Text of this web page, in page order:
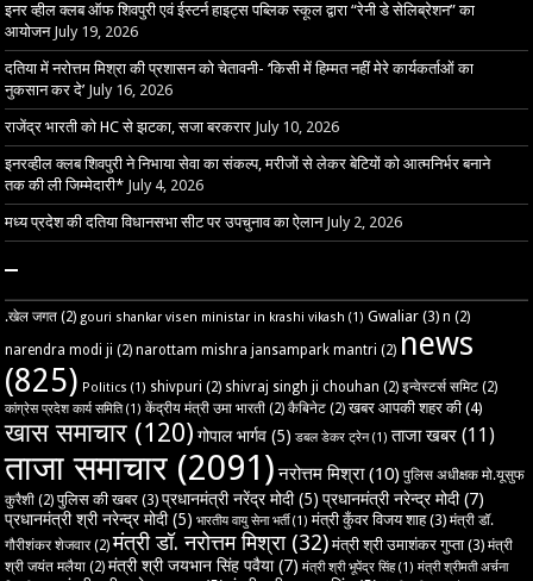
इनर व्हील क्लब ऑफ शिवपुरी एवं ईस्टर्न हाइट्स पब्लिक स्कूल द्वारा “रेनी डे सेलिब्रेशन” का
आयोजन July 19, 2026
दतिया में नरोत्तम मिश्रा की प्रशासन को चेतावनी- ‘किसी में हिम्मत नहीं मेरे कार्यकर्ताओं का
नुकसान कर दे’ July 16, 2026
राजेंद्र भारती को HC से झटका, सजा बरकरार July 10, 2026
इनरव्हील क्लब शिवपुरी ने निभाया सेवा का संकल्प, मरीजों से लेकर बेटियों को आत्मनिर्भर बनाने
तक की ली जिम्मेदारी* July 4, 2026
मध्य प्रदेश की दतिया विधानसभा सीट पर उपचुनाव का ऐलान July 2, 2026
–
.खेल जगत (2) gouri shankar visen ministar in krashi vikash (1) Gwaliar (3) n (2)
narendra modi ji (2) narottam mishra jansampark mantri (2) news
(825) Politics (1) shivpuri (2) shivraj singh ji chouhan (2) इन्वेस्टर्स समिट (2)
कांग्रेस प्रदेश कार्य समिति(1) केंद्रीय मंत्री उमा भारती (2) कैबिनेट (2) खबर आपकी शहर की (4)
खास समाचार (120) गोपाल भार्गव (5) डबल डेकर ट्रेन(1) ताजा खबर (11)
ताजा समाचार (2091) नरोत्तम मिश्रा(10) पुलिस अधीक्षक मो.यूसुफ
कुरैशी (2) पुलिस की खबर (3) प्रधानमंत्री नरेंद्र मोदी(5) प्रधानमंत्री नरेन्द्र मोदी(7)
प्रधानमंत्री श्री नरेन्द्र मोदी(5) भारतीय वायु सेना भर्ती(1) मंत्री कुँवर विजय शाह(3) मंत्री डॉ.
गौरीशंकर शेजवार(2) मंत्री डॉ. नरोत्तम मिश्रा(32) मंत्री श्री उमाशंकर गुप्ता (3) मंत्री
श्री जयंत मलैया (2) मंत्री श्री जयभान सिंह पवैया(7) मंत्री श्री भूपेंद्र सिंह(1) मंत्री श्रीमती अर्चना